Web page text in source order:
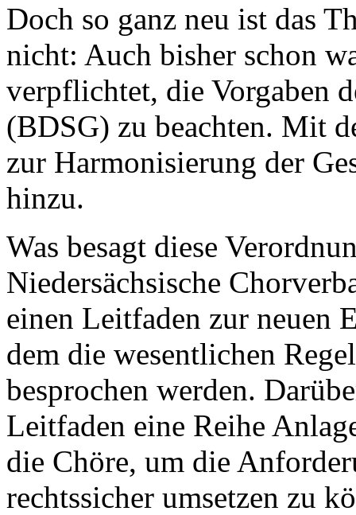
Doch so ganz neu ist das
nicht: Auch bisher schon
verpflichtet, die Vorgaben
(BDSG) zu beachten. Mit
zur Harmonisierung der
hinzu.
Was besagt diese
Niedersächsische
einen Leitfaden zur neuen
dem die wesentlichen
besprochen werden.
Leitfaden eine Reihe
die Chöre, um die
rechtssicher umsetzen zu